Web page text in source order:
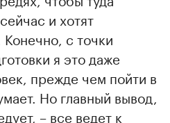
и хотят
Конечно, с точки
я это даже
прежде чем пойти в
Но главный вывод,
– все ведет к